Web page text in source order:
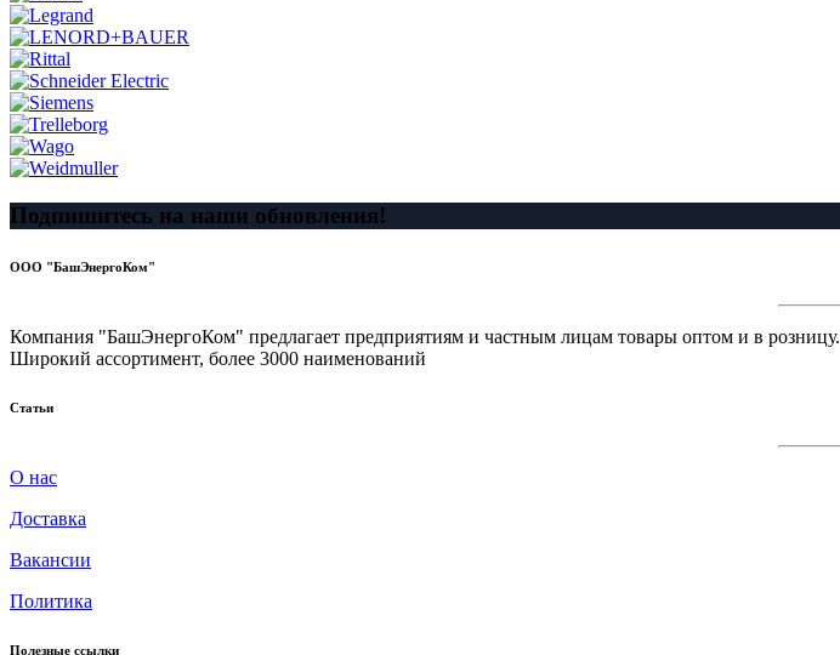
Подпишитесь на наши обновления!
ООО "БашЭнергоКом"
Компания "БашЭнергоКом" предлагает предприятиям и частным лицам товары оптом и в розницу.
Широкий ассортимент, более 3000 наименований
Статьи
О нас
Доставка
Вакансии
Политика
Полезные ссылки